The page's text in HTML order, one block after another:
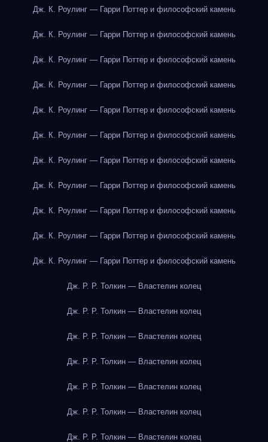
Дж. К. Роулинг — Гарри Поттер и философский камень
Дж. К. Роулинг — Гарри Поттер и философский камень
Дж. К. Роулинг — Гарри Поттер и философский камень
Дж. К. Роулинг — Гарри Поттер и философский камень
Дж. К. Роулинг — Гарри Поттер и философский камень
Дж. К. Роулинг — Гарри Поттер и философский камень
Дж. К. Роулинг — Гарри Поттер и философский камень
Дж. К. Роулинг — Гарри Поттер и философский камень
Дж. К. Роулинг — Гарри Поттер и философский камень
Дж. К. Роулинг — Гарри Поттер и философский камень
Дж. К. Роулинг — Гарри Поттер и философский камень
Дж. Р. Р. Толкин — Властелин колец
Дж. Р. Р. Толкин — Властелин колец
Дж. Р. Р. Толкин — Властелин колец
Дж. Р. Р. Толкин — Властелин колец
Дж. Р. Р. Толкин — Властелин колец
Дж. Р. Р. Толкин — Властелин колец
Дж. Р. Р. Толкин — Властелин колец